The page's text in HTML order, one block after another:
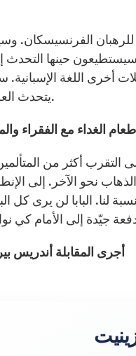
للرهبان الفرنسيسكان.
حينها التحدث
أخرى اللغة الإسبانية.
يتحدث العربية وسيساعد لذلك في الترجمة متى لزم الأمر.
طعام الغداء مع
التقرب أكثر من
نحو الآخر. إلى
لنا. البابا لن يرى
أجرى المقابلة أندريس